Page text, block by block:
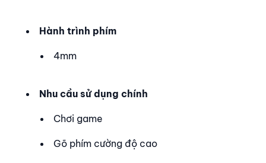
Hành trình phím
4mm
Nhu cầu sử dụng chính
Chơi game
Gõ phím cường độ cao